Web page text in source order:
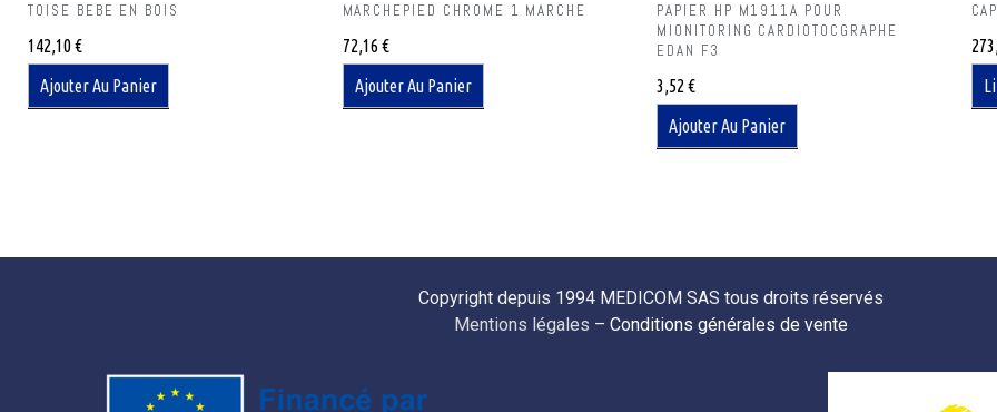
TOISE BEBE EN BOIS
142,10€
Ajouter Au Panier
MARCHEPIED CHROME 1 MARCHE
72,16€
Ajouter Au Panier
PAPIER HP M1911A POUR
MIONITORING CARDIOTOCGRAPHE
EDAN F3
3,52 €
Ajouter Au Panier
Copyright depuis 1994 MEDICOM SAS tous droits réservés
Mentions légales – Conditions générales de vente